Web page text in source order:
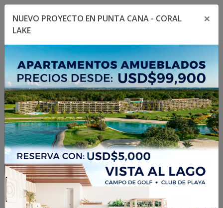
Toggle navigation menu
1/13
NUEVO PROYECTO EN PUNTA CANA - CORAL
LAKE
×